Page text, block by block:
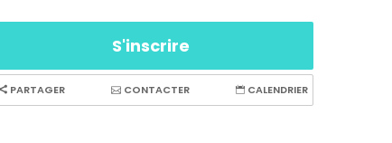
S'inscrire
PARTAGER CONTACTER CALENDRIER